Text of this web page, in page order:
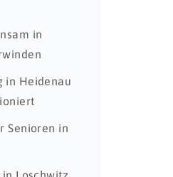
in
in Heidenau
Senioren in